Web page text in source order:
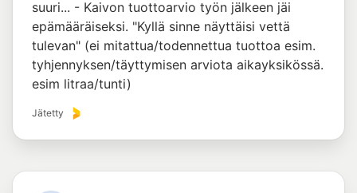
suuri... - Kaivon tuottoarvio työn jälkeen jäi
epämääräiseksi. "Kyllä sinne näyttäisi vettä
tulevan" (ei mitattua/todennettua tuottoa esim.
tyhjennyksen/täyttymisen arviota aikayksikössä.
esim litraa/tunti)
Jätetty